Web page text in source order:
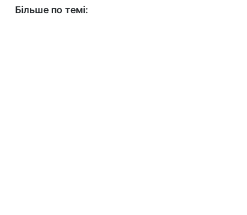
Більше по темі: